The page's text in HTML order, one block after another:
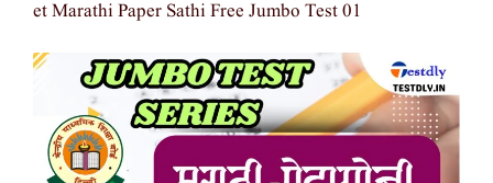
et Marathi Paper Sathi Free Jumbo Test 01